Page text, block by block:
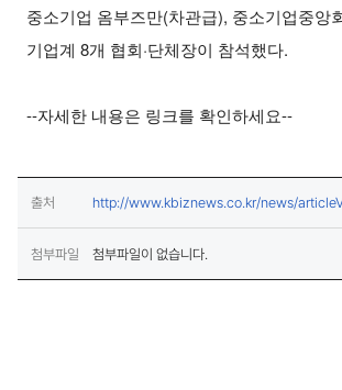
중소기업 옴부즈만(차관급), 중소기업중앙
기업계 8개 협회·단체장이 참석했다.
--자세한 내용은 링크를 확인하세요--
출처
http://www.kbiznews.co.kr/news/
idxno=87889
첨부파일
첨부파일이 없습니다.